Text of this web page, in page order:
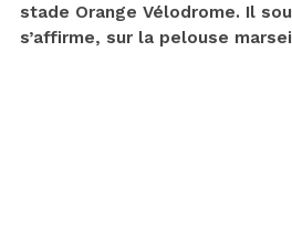
stade Orange Vélodrome. Il
s’affirme, sur la pelouse